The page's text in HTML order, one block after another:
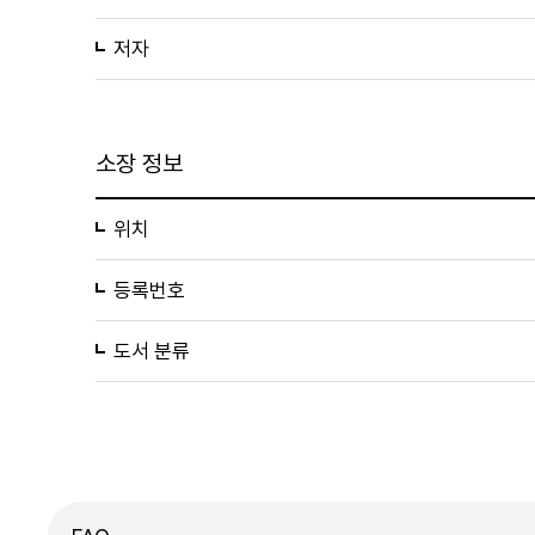
저자
소장 정보
위치
등록번호
도서 분류